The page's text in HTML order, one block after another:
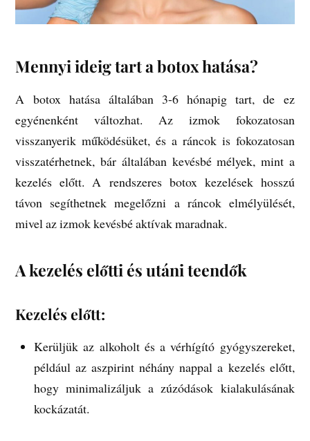
Mennyi ideig tart a botox hatása?
A botox hatása általában 3-6 hónapig tart, de ez
egyénenként változhat. Az izmok fokozatosan
visszanyerik működésüket, és a ráncok is fokozatosan
visszatérhetnek, bár általában kevésbé mélyek, mint a
kezelés előtt. A rendszeres botox kezelések hosszú
távon segíthetnek megelőzni a ráncok elmélyülését,
mivel az izmok kevésbé aktívak maradnak.
A kezelés előtti és utáni teendők
Kezelés előtt:
Kerüljük az alkoholt és a vérhígító gyógyszereket,
például az aszpirint néhány nappal a kezelés előtt,
hogy minimalizáljuk a zúzódások kialakulásának
kockázatát.